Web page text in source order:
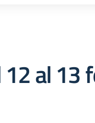
al 13